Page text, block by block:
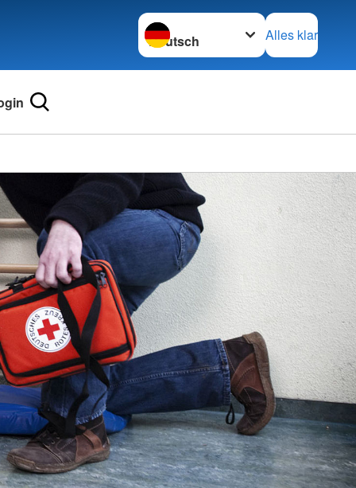
Sprache wechseln zu
Alles klar